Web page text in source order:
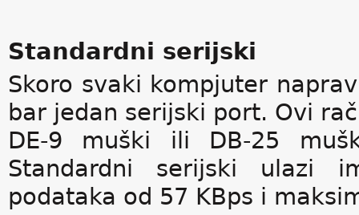
Standardni serijski
Skoro svaki kompjuter
bar jedan serijski port. Ovi
DE-9 muški ili DB-25
Standardni serijski ulazi
podataka od 57 KBps i